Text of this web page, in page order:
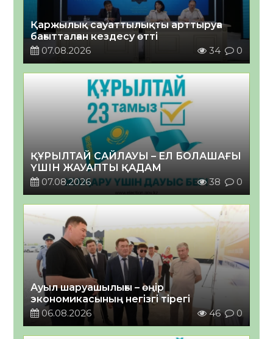
Қаржылық сауаттылықты арттыруға
бағытталған кездесу өтті
07.08.2026
34 0
ҚҰРЫЛТАЙ САЙЛАУЫ – ЕЛ БОЛАШАҒЫ
ҮШІН ЖАУАПТЫ ҚАДАМ
07.08.2026
38 0
Ауыл шаруашылығы – өңір
экономикасының негізгі тірегі
06.08.2026
46 0